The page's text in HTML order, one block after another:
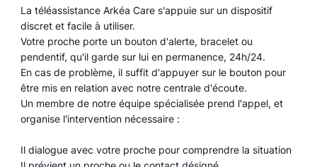
La téléassistance Arkéa Care s'appuie sur un dispositif
discret et facile à utiliser.
Votre proche porte un bouton d'alerte, bracelet ou
pendentif, qu'il garde sur lui en permanence, 24h/24.
En cas de problème, il suffit d'appuyer sur le bouton pour
être mis en relation avec notre centrale d'écoute.
Un membre de notre équipe spécialisée prend l'appel, et
organise l'intervention nécessaire :
Il dialogue avec votre proche pour comprendre la situation